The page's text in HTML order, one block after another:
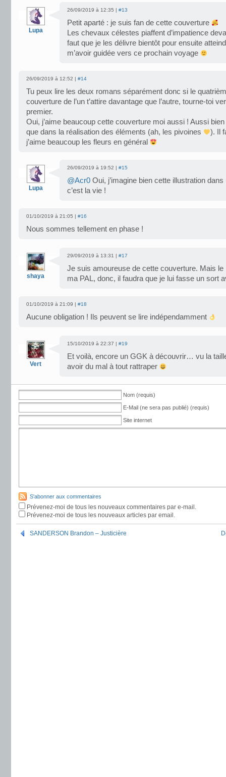
Lupa
26/09/2019 à 12:35 | #13
Petit aparté : je suis fan de cette couverture
Les chevaux célestes piaffent d’impatience
faut que je les délivre bientôt pour ensuite
m’avoir guidée vers ce prochain voyage
26/09/2019 à 12:52 | #14
Tu peux lire les deux romans séparément donc si le
couverture de l’un t’attire davantage que l’autre, tourne-toi
premier.
Oui, j’aime beaucoup cette couverture moi aussi ! Aussi
que dans la réalisation des éléments (ah, les pivoines
). Il
j’aime beaucoup les fleurs en général
Lupa
26/09/2019 à 19:52 | #15
@Acr0 Oui, j’imagine bien cette illustration
c’est la vie !
01/10/2019 à 21:05 | #16
Nous sommes tellement en phase !
shaya
29/09/2019 à 13:31 | #17
Je suis amoureuse de cette couverture. Mais
ma PAL, donc, il faudra que je lui fasse un sort
01/10/2019 à 21:09 | #18
Aucune obligation ! Ils peuvent se lire indépendamment
Vert
15/10/2019 à 22:37 | #19
Et voilà, encore un GGK à découvrir… vu la
avoir du mal à tout rattraper
Nom (requis)
E-Mail (ne sera pas publié) (requis)
Site internet
S'abonner aux commentaires
Prévenez-moi de tous les nouveaux commentaires par e-mail.
Prévenez-moi de tous les nouveaux articles par email.
SANDERSON Brandon – Justicière